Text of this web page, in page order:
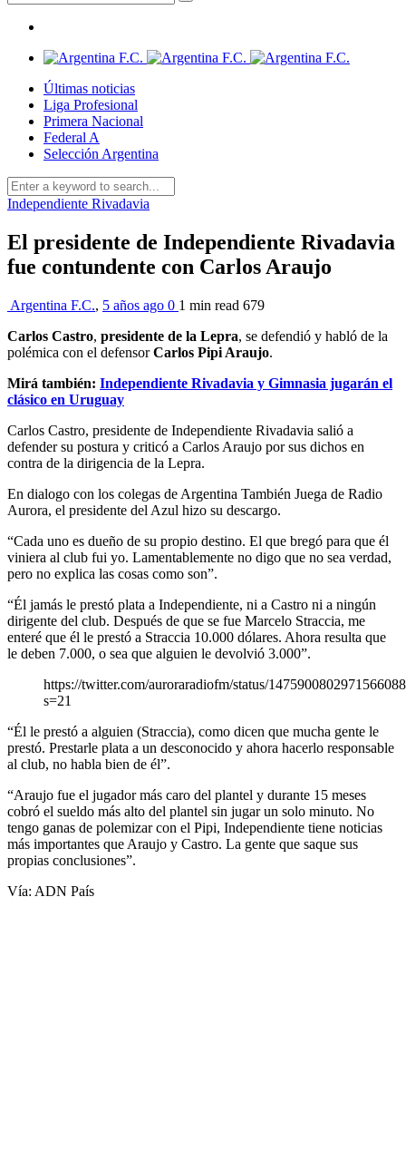
Últimas noticias
Liga Profesional
Primera Nacional
Federal A
Selección Argentina
Independiente Rivadavia
El presidente de Independiente Rivadavia
fue contundente con Carlos Araujo
Argentina F.C., 5 años ago 0 1 min read 679
Carlos Castro, presidente de la Lepra, se defendió y habló de la
polémica con el defensorCarlos Pipi Araujo.
Mirá también: Independiente Rivadavia y Gimnasia jugarán el
clásico en Uruguay
Carlos Castro, presidente de Independiente Rivadavia salió a
defender su postura y criticó a Carlos Araujo por sus dichos en
contra de la dirigencia de la Lepra.
En dialogo con los colegas de Argentina También Juega de Radio
Aurora, el presidente del Azul hizo su descargo.
“Cada uno es dueño de su propio destino. El que bregó para que él
viniera al club fui yo. Lamentablemente no digo que no sea verdad,
pero no explica las cosas como son”.
“Él jamás le prestó plata a Independiente, ni a Castro ni a ningún
dirigente del club. Después de que se fue Marcelo Straccia, me
enteré que él le prestó a Straccia 10.000 dólares. Ahora resulta que
le deben 7.000, o sea que alguien le devolvió 3.000”.
https://twitter.com/auroraradiofm/status/
s=21
“Él le prestó a alguien (Straccia), como dicen que mucha gente le
prestó. Prestarle plata a un desconocido y ahora hacerlo responsable
al club, no habla bien de él”.
“Araujo fue el jugador más caro del plantel y durante 15 meses
cobró el sueldo más alto del plantel sin jugar un solo minuto. No
tengo ganas de polemizar con el Pipi, Independiente tiene noticias
más importantes que Araujo y Castro. La gente que saque sus
propias conclusiones”.
Vía: ADN País